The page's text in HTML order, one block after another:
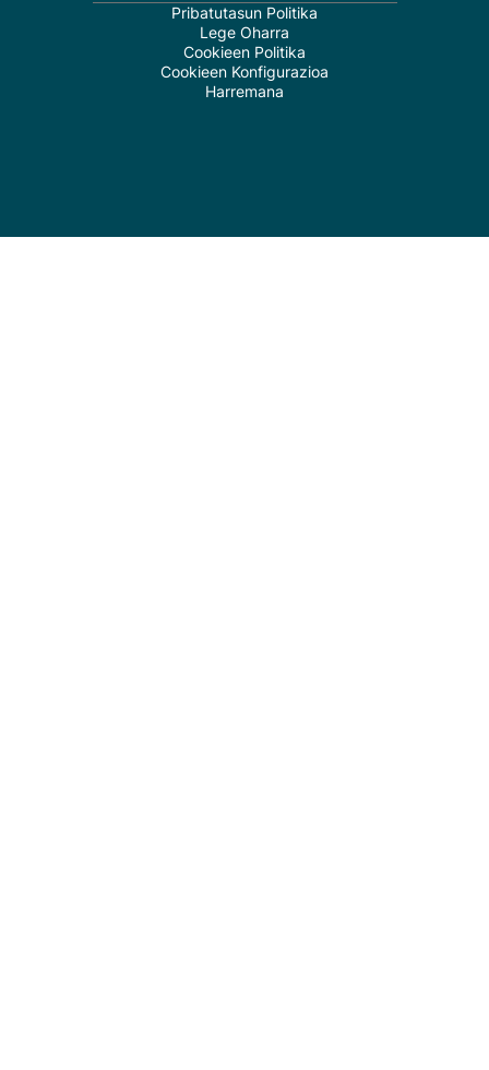
Pribatutasun Politika
Lege Oharra
Cookieen Politika
Cookieen Konfigurazioa
Harremana